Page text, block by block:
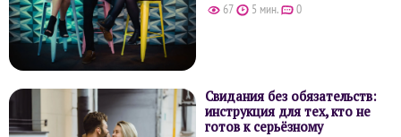
67 5 мин. 0
Свидания без обязательств:
инструкция для тех, кто не
готов к серьёзному